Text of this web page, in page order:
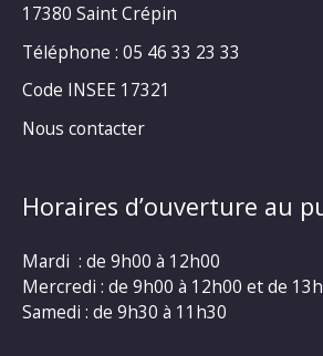
17380 Saint Crépin
Téléphone : 05 46 33 23 33
Code INSEE 17321
Nous contacter
Horaires d’ouverture au
Mardi : de 9h00 à 12h00
Mercredi : de 9h00 à 12h00 et de
Samedi : de 9h30 à 11h30